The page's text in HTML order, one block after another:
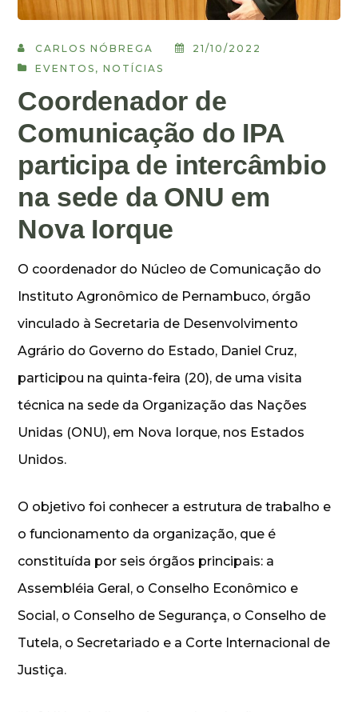
CARLOS NÓBREGA
21/10/2022
EVENTOS ,NOTÍCIAS
Coordenador de
Comunicação do IPA
participa de intercâmbio
na sede da ONU em
Nova Iorque
O coordenador do Núcleo de Comunicação do
Instituto Agronômico de Pernambuco, órgão
vinculado à Secretaria de Desenvolvimento
Agrário do Governo do Estado, Daniel Cruz,
participou na quinta-feira (20), de uma visita
técnica na sede da Organização das Nações
Unidas (ONU), em Nova Iorque, nos Estados
Unidos.
O objetivo foi conhecer a estrutura de trabalho e
o funcionamento da organização, que é
constituída por seis órgãos principais: a
Assembléia Geral, o Conselho Econômico e
Social, o Conselho de Segurança, o Conselho de
Tutela, o Secretariado e a Corte Internacional de
Justiça.